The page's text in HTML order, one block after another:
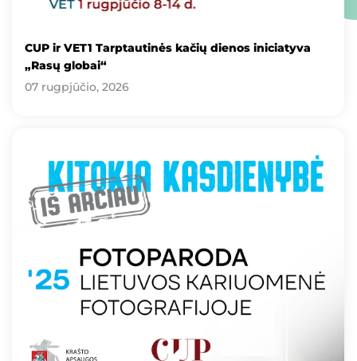
CUP ir VET1 Tarptautinės kačių dienos iniciatyva
„Rasų globai“
07 rugpjūčio, 2026